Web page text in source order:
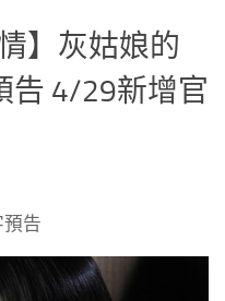
】灰姑娘的
告 4/29新增官
告